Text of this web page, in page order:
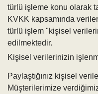
türlü işleme konu olarak
KVKK kapsamında
türlü işlem "kişisel
edilmektedir.
Kişisel verilerinizin
Paylaştığınız kişisel
Müşterilerimize